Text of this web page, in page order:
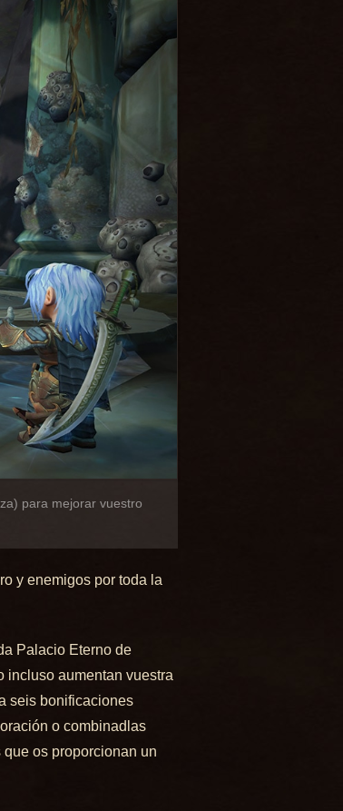
para mejorar vuestro
y enemigos por toda la
Palacio Eterno de
incluso aumentan vuestra
seis bonificaciones
o combinadlas
os proporcionan un